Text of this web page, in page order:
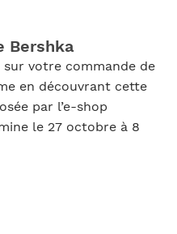
Bershka
sur votre commande de
en découvrant cette
par l’e-shop
le 27 octobre à 8